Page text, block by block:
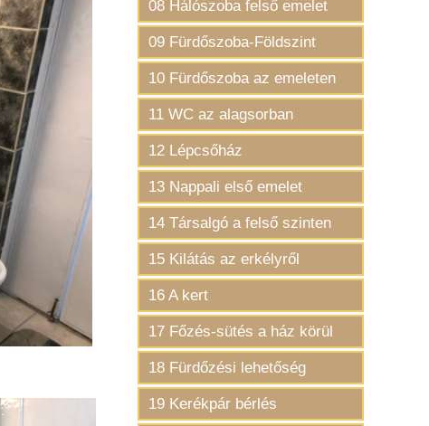
08 Hálószoba felső emelet
09 Fürdőszoba-Földszint
10 Fürdőszoba az emeleten
11 WC az alagsorban
12 Lépcsőház
13 Nappali első emelet
14 Társalgó a felső szinten
15 Kilátás az erkélyről
16 A kert
17 Főzés-sütés a ház körül
18 Fürdőzési lehetőség
19 Kerékpár bérlés